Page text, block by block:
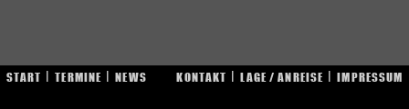
START TERMINE NEWS KONTAKT LAGE / ANREISE IMPRESSUM